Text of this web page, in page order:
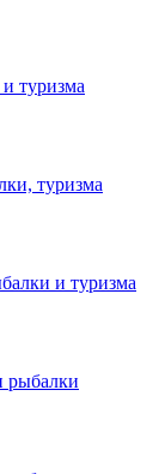
туризма
туризма
и туризма
рыбалки